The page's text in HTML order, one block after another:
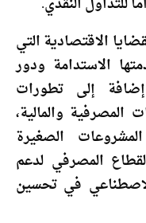
الاقتصادية التي
الاستدامة ودور
إلى تطورات
المصرفية والمالية،
الصغيرة
المصرفي لدعم
في تحسين